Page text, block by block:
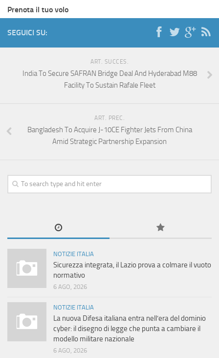
Prenota il tuo volo
SEGUICI SU:
ART. SUCCES.
India To Secure SAFRAN Bridge Deal And Hyderabad M88
Facility To Sustain Rafale Fleet
ART. PREC.
Bangladesh To Acquire J-10CE Fighter Jets From China
Amid Strategic Partnership Expansion
NOTIZIE ITALIA
Sicurezza integrata, il Lazio prova a colmare il vuoto
normativo
6 AGO, 2026
NOTIZIE ITALIA
La nuova Difesa italiana entra nell’era del dominio
cyber: il disegno di legge che punta a cambiare il
modello militare nazionale
6 AGO, 2026